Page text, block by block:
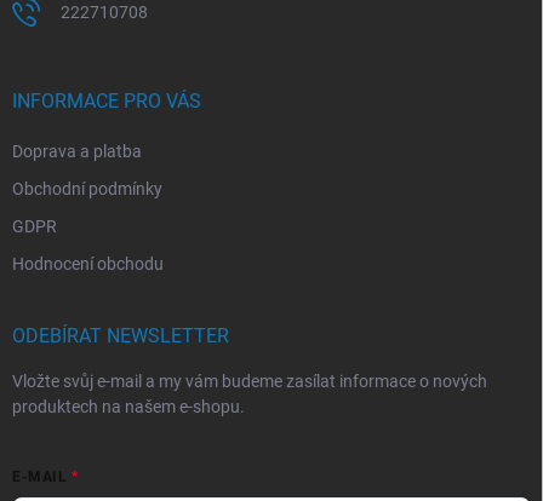
222710708
INFORMACE PRO VÁS
Doprava a platba
Obchodní podmínky
GDPR
Hodnocení obchodu
ODEBÍRAT NEWSLETTER
Vložte svůj e-mail a my vám budeme zasílat informace o nových
produktech na našem e-shopu.
E-MAIL